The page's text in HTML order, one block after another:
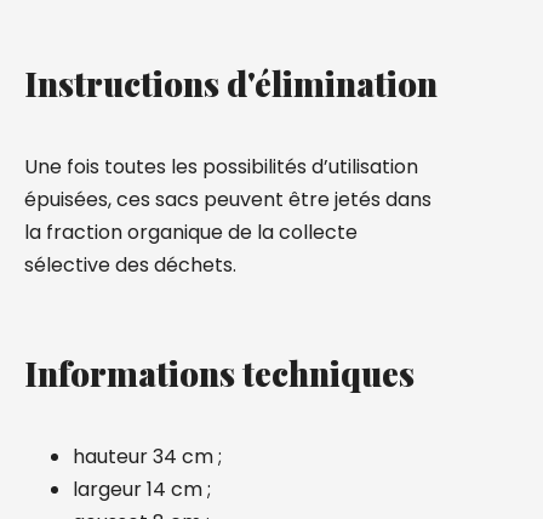
Instructions d'élimination
Une fois toutes les possibilités d’utilisation
épuisées, ces sacs peuvent être jetés dans
la fraction organique de la collecte
sélective des déchets.
Informations techniques
hauteur 34 cm ;
largeur 14 cm ;